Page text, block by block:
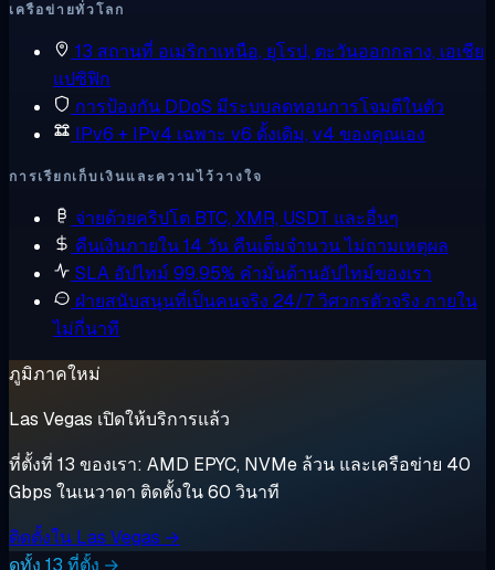
เครือข่ายทั่วโลก
13 สถานที่ อเมริกาเหนือ, ยุโรป, ตะวันออกกลาง, เอเชีย
แปซิฟิก
การป้องกัน DDoS มีระบบลดทอนการโจมตีในตัว
IPv6 + IPv4 เฉพาะ v6 ดั้งเดิม, v4 ของคุณเอง
การเรียกเก็บเงินและความไว้วางใจ
จ่ายด้วยคริปโต BTC, XMR, USDT และอื่นๆ
คืนเงินภายใน 14 วัน คืนเต็มจำนวน ไม่ถามเหตุผล
SLA อัปไทม์ 99.95% คำมั่นด้านอัปไทม์ของเรา
ฝ่ายสนับสนุนที่เป็นคนจริง 24/7วิศวกรตัวจริง ภายใน
ไม่กี่นาที
ภูมิภาคใหม่
Las Vegas เปิดให้บริการแล้ว
ที่ตั้งที่ 13 ของเรา: AMD EPYC, NVMe ล้วน และเครือข่าย 40
Gbps ในเนวาดา ติดตั้งใน 60 วินาที
ติดตั้งใน Las Vegas →
ดูทั้ง 13 ที่ตั้ง →